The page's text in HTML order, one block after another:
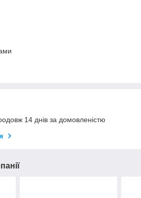
14 днів за домовленістю